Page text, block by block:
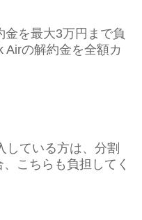
を最大3万円まで負
Airの解約金を全額カ
している方は、分割
こちらも負担してく